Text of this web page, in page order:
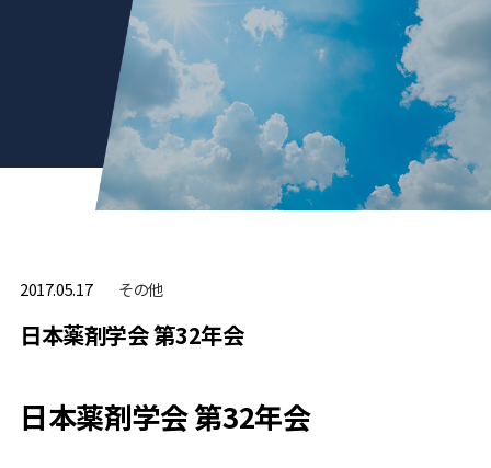
2017.05.17 その他
日本薬剤学会 第32年会
日本薬剤学会 第32年会